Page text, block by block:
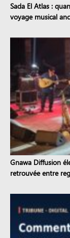
Sada El Atlas :
voyage musical
Gnawa Diffusion
retrouvée entre